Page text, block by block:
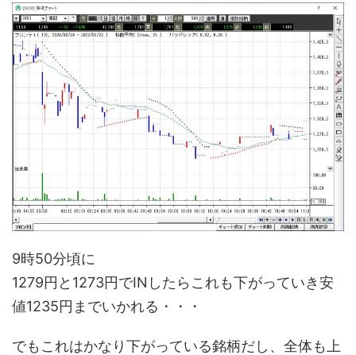
9時50分頃に
1279円と1273円でINしたらこれも下がっていき安
値1235円までいかれる・・・
でもこれはかなり下がっている銘柄だし、全体も上